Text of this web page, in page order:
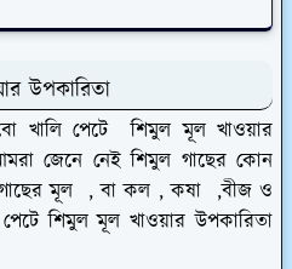
উপকারিতা
খালি পেটে শিমুল মূল খাওয়ার
জেনে নেই শিমুল গাছের কোন
মূল , বা কল , কষা ,বীজ ও
শিমুল মূল খাওয়ার উপকারিতা